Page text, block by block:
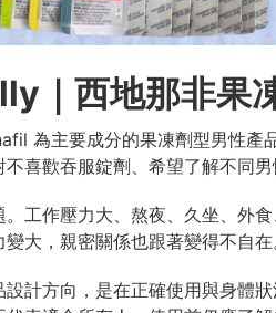
｜西地那非果
為主要成分的果凍劑型男性產
喜歡吞服錠劑、希望了解不同
工作壓力大、熬夜、久坐、外
大，親密關係也跟著變得不自在
計方向，是在正確使用與身體